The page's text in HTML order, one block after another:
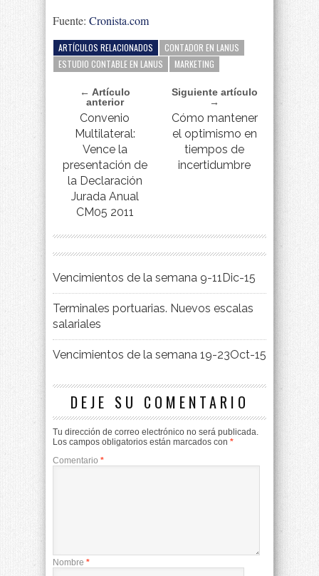
Fuente: Cronista.com
ARTÍCULOS RELACIONADOS
CONTADOR EN LANUS
ESTUDIO CONTABLE EN LANUS
MARKETING
← Artículo
anterior
Convenio
Multilateral:
Vence la
presentación de
la Declaración
Jurada Anual
CM05 2011
Siguiente artículo
→
Cómo mantener
el optimismo en
tiempos de
incertidumbre
Vencimientos de la semana 9-11Dic-15
Terminales portuarias. Nuevos escalas
salariales
Vencimientos de la semana 19-23Oct-15
DEJE SU COMENTARIO
Tu dirección de correo electrónico no será publicada.
Los campos obligatorios están marcados con *
Comentario *
Nombre *